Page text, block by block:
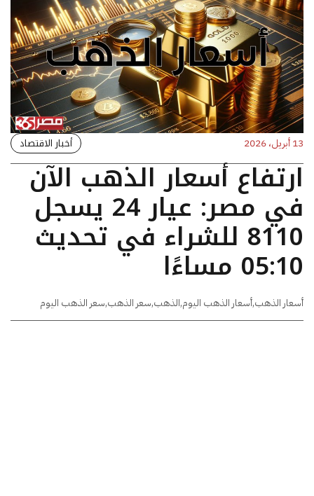
13 أبريل، 2026 أخبار الاقتصاد
ارتفاع أسعار الذهب الآن
في مصر: عيار 24 يسجل
8110 للشراء في تحديث
05:10 مساءًا
أسعار الذهب,أسعار الذهب اليوم,الذهب,سعر الذهب,سعر الذهب اليوم